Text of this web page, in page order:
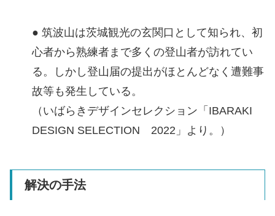
● 筑波山は茨城観光の玄関口として知られ、初
心者から熟練者まで多くの登山者が訪れてい
る。しかし登山届の提出がほとんどなく遭難事
故等も発生している。
（いばらきデザインセレクション「IBARAKI
DESIGN SELECTION 2022」より。）
解決の手法